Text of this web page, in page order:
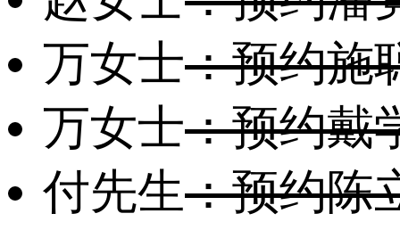
万女士：预约施
万女士：预约戴
付先生：预约陈